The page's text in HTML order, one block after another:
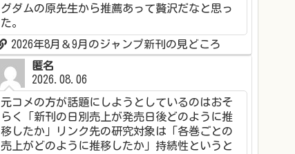
グダムの原先生から推薦あって贅沢だなと思っ
た。
2026年8月＆9月のジャンプ新刊の見どころ
匿名
2026.08.06
元コメの方が話題にしようとしているのはおそ
らく「新刊の日別売上が発売日後どのように推
移したか」リンク先の研究対象は「各巻ごとの
売上がどのように推移したか」持続性というと